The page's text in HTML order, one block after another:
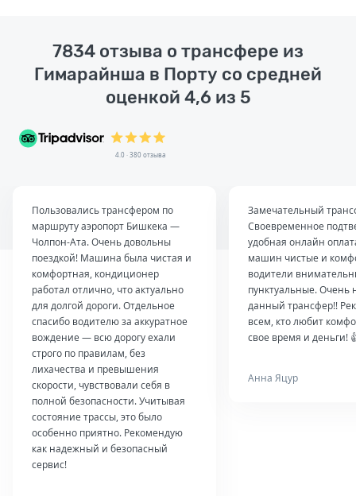
7834 отзыва о трансфере из
Гимарайнша в Порту со средней
оценкой 4,6 из 5
4.0 · 380 отзыва
Пользовались трансфером по
маршруту аэропорт Бишкека —
Чолпон-Ата. Очень довольны
поездкой! Машина была чистая и
комфортная, кондиционер
работал отлично, что актуально
для долгой дороги. Отдельное
спасибо водителю за аккуратное
вождение — всю дорогу ехали
строго по правилам, без
лихачества и превышения
скорости, чувствовали себя в
полной безопасности. Учитывая
состояние трассы, это было
особенно приятно. Рекомендую
как надежный и безопасный
сервис!
Замечательный
Своевременное
удобная онлайн
машин чистые и
водители
пунктуальные. Очень
данный трансфер!!
всем, кто любит
свое время и деньги!
Анна Яцур